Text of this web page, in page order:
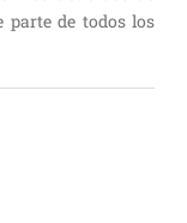
parte de todos los